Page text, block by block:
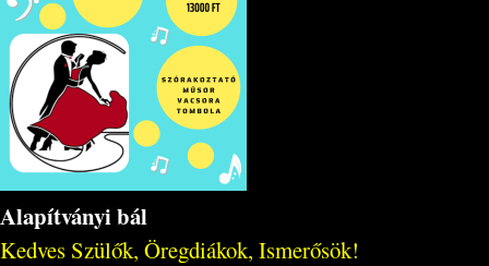
Alapítványi bál
Kedves Szülők, Öregdiákok, Ismerősök!